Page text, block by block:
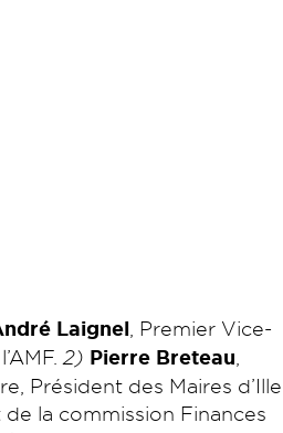
Laignel , Premier Vice-
2) Pierre Breteau
Président des Maires d’Ille
la commission Finances